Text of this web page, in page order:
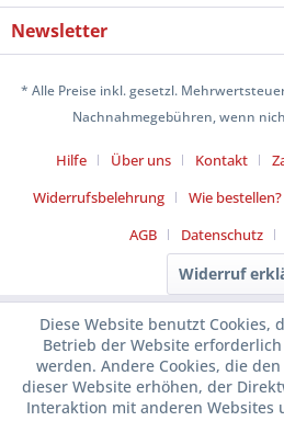
Newsletter
* Alle Preise inkl. gesetzl.
Nachnahmegebühren, wenn
Hilfe Über uns Kontakt
Widerrufsbelehrung
Wie bestellen?
AGB
Datenschutz
Widerruf
Diese Website benutzt Cookies,
Betrieb der Website
werden. Andere Cookies, die
dieser Website erhöhen, der
Interaktion mit anderen Websites